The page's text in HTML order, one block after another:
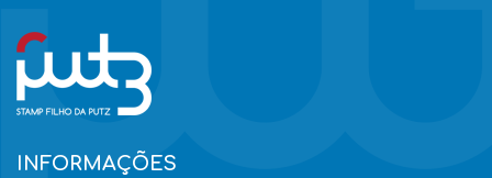
INFORMAÇÕES